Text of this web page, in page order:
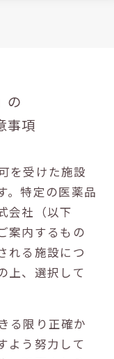
の
事項
を受けた施設
。特定の医薬品
会社（以下
案内するもの
れる施設につ
上、選択して
る限り正確か
よう努力して